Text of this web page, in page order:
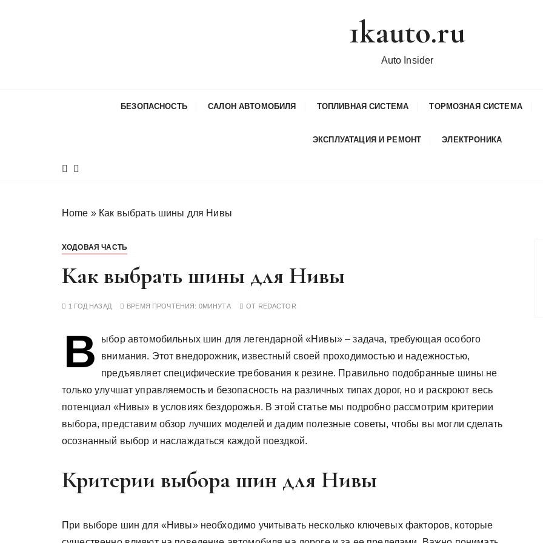
1kauto.ru
Auto Insider
БЕЗОПАСНОСТЬ САЛОН АВТОМОБИЛЯ ТОПЛИВНАЯ СИСТЕМА ТОРМОЗНАЯ СИСТЕМА
ЭКСПЛУАТАЦИЯ И РЕМОНТ ЭЛЕКТРОНИКА
Home » Как выбрать шины для Нивы
ХОДОВАЯ ЧАСТЬ
Как выбрать шины для Нивы
1 ГОД НАЗАД ВРЕМЯ ПРОЧТЕНИЯ: 0МИНУТА ОТ REDACTOR
В
ыбор автомобильных шин для легендарной «Нивы» – задача, требующая особого
внимания. Этот внедорожник, известный своей проходимостью и надежностью,
предъявляет специфические требования к резине. Правильно подобранные шины не
только улучшат управляемость и безопасность на различных типах дорог, но и раскроют весь
потенциал «Нивы» в условиях бездорожья. В этой статье мы подробно рассмотрим критерии
выбора, представим обзор лучших моделей и дадим полезные советы, чтобы вы могли сделать
осознанный выбор и наслаждаться каждой поездкой.
Критерии выбора шин для Нивы
При выборе шин для «Нивы» необходимо учитывать несколько ключевых факторов, которые